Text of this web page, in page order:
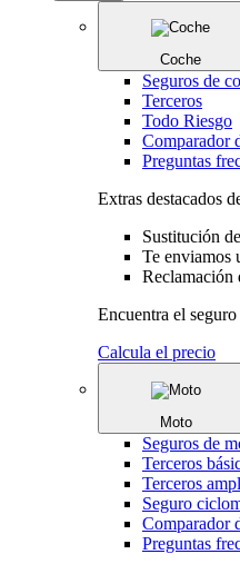
Coche
Seguros de
Terceros
Todo Riesgo
Comparador
Preguntas
Extras destacados
Sustitución
Te enviamos
Reclamación
Encuentra el
Calcula el precio
Moto
Seguros de
Terceros
Terceros
Seguro
Comparador
Preguntas